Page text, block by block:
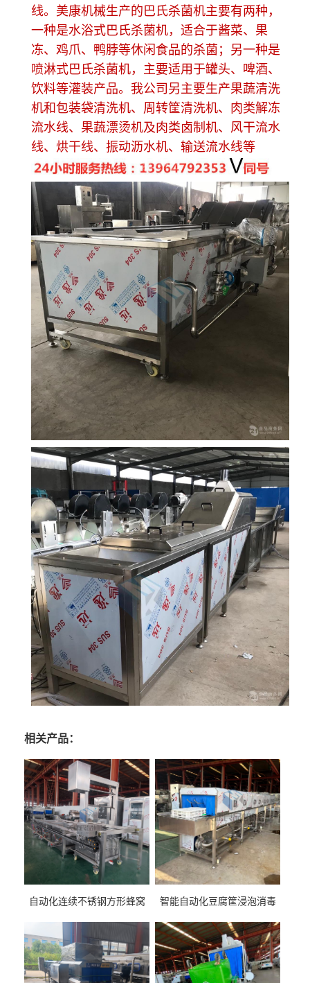
线。美康机械生产的巴氏杀菌机主要有两种，
一种是水浴式巴氏杀菌机，适合于酱菜、果
冻、鸡爪、鸭脖等休闲食品的杀菌；另一种是
喷淋式巴氏杀菌机，主要适用于罐头、啤酒、
饮料等灌装产品。我公司另主要生产果蔬清洗
机和包装袋清洗机、周转筐清洗机、肉类解冻
流水线、果蔬漂烫机及肉类卤制机、风干流水
线、烘干线、振动沥水机、输送流水线等
相关产品：
自动化连续不锈钢方形蜂窝
蒸煮设备
智能自动化豆腐筐浸泡消毒
刷洗设备